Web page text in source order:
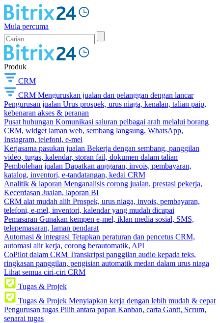
Mula percuma
Produk
CRM
CRM Menguruskan jualan dan pelanggan dengan lancar
Pengurusan jualan Urus prospek, urus niaga, kenalan, talian paip,
kebenaran akses & peranan
Pusat hubungan Komunikasi saluran pelbagai arah melalui borang
CRM, widget laman web, sembang langsung, WhatsApp,
Instagram, telefoni, e-mel
Kerjasama pasukan jualan Bekerja dengan sembang, panggilan
video, tugas, kalendar, storan fail, dokumen dalam talian
Pembolehan jualan Dapatkan anggaran, invois, pembayaran,
katalog, inventori, e-tandatangan, kedai CRM
Analitik & laporan Menganalisis corong jualan, prestasi pekerja,
Kecerdasan Jualan, laporan BI
CRM alat mudah alih Prospek, urus niaga, invois, pembayaran,
telefoni, e-mel, inventori, kalendar yang mudah dicapai
Pemasaran Gunakan kempen e-mel, iklan media sosial, SMS,
telepemasaran, laman pendarat
Automasi & integrasi Tetapkan peraturan dan pencetus CRM,
automasi alir kerja, corong berautomatik, API
CoPilot dalam CRM Transkripsi panggilan audio kepada teks,
ringkasan panggilan, pengisian automatik medan dalam urus niaga
Lihat semua ciri-ciri CRM
Tugas & Projek
Tugas & Projek Menyiapkan kerja dengan lebih mudah & cepat
Pengurusan tugas Pilih antara papan Kanban, carta Gantt, Scrum,
senarai tugas